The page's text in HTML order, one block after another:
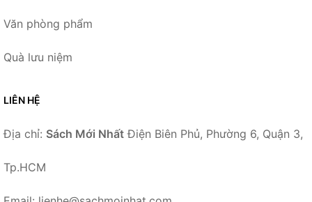
Văn phòng phẩm
Quà lưu niệm
LIÊN HỆ
Địa chỉ: Sách Mới Nhất Điện Biên Phủ, Phường 6, Quận 3,
Tp.HCM